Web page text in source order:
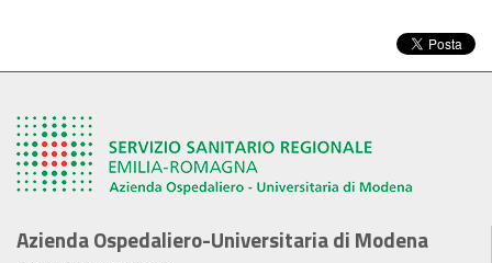
Azienda Ospedaliero-Universitaria di Modena